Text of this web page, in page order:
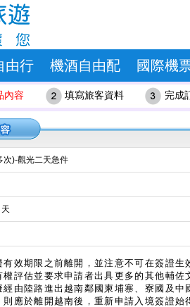
由行 機酒自由配 國際機
內容 填寫旅客資料 完成
次)-觀光二天急件
有效期限之前離開，並注意不可在簽證生
評估並要求申請者出具更多的其他輔佐
由陸路進出越南鄰國柬埔寨、寮國及
則應於離開越南後，重新申請入境簽證始